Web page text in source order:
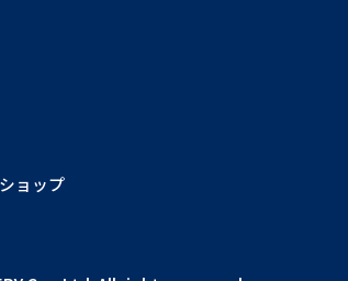
ョップ